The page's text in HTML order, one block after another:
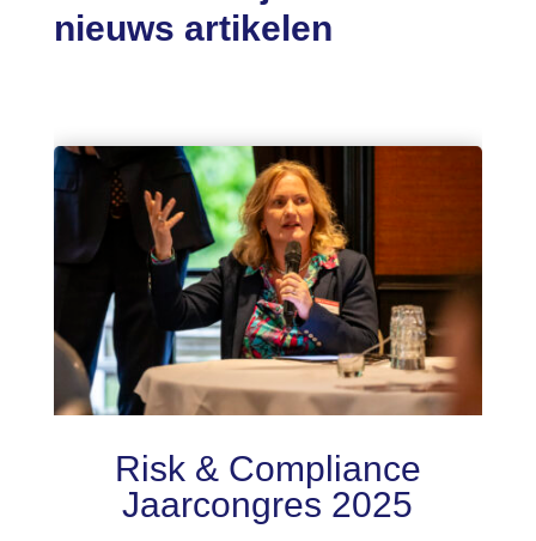
nieuws artikelen
Risk & Compliance
Jaarcongres 2025